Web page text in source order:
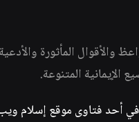
المأثورة
الإيمانية المتنوعة.
أحد فتاوى موقع إسلام